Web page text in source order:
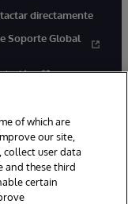
directamente
Soporte Global
of which are
our site,
collect user data
and these third
certain